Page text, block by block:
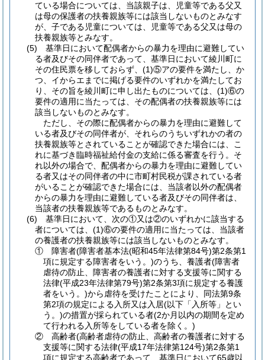
ている場合については、当該親子は、児童等である父又
は母の保護者の扶養親族等には該当しないものとみなす
が、子である児童については、児童等である父又は母の
扶養親族等とみなす。
(5) 基準日において配偶者からの暴力を理由に避難してい
る者及びその同伴者であって、基準日において綾川町に
その住民票を移しておらず、(1)⑤アの要件を満たし、か
つ、イからエまでに掲げる要件のいずれかを満たしてお
り、その旨を綾川町に申し出たものについては、(1)⑥の
要件の適用に当たっては、その配偶者の扶養親族等には
該当しないものとみなす。
ただし、その際に配偶者からの暴力を理由に避難して
いる者及びその同伴者が、それらのうちいずれかの者の
扶養親族等とされていることが確認できた場合には、こ
れに基づき臨時福祉給付金の支給に係る審査を行う。そ
れ以外の場合で、配偶者からの暴力を理由に避難してい
る者又はその同伴者の中に市町村民税が課されている者
がいることが確認できた場合には、当該者以外の配偶者
からの暴力を理由に避難している者及びその同伴者は、
当該者の扶養親族等であるものとみなす。
(6) 基準日において、次の①又は②のいずれかに該当する
者については、(1)⑥の要件の適用に当たっては、当該者
の養護者の扶養親族等には該当しないものとみなす。
① 障害者(障害者基本法(昭和45年法律第84号)第2条第1
項に規定する障害者をいう。)のうち、養護者(障害者
虐待の防止、障害者の養護者に対する支援等に関する
法律(平成23年法律第79号)第2条第3項に規定する養護
者をいう。)から虐待を受けたことにより、同法第9条
第2項の規定による入所又は入居(以下「入所等」とい
う。)の措置が採られている者(2か月以内の期間を定め
て行われる入所等をしている者を除く。)
② 高齢者(高齢者虐待の防止、高齢者の養護者に対する
支援等に関する法律(平成17年法律第124号)第2条第1
項に規定する高齢者であって、基準日において65歳以